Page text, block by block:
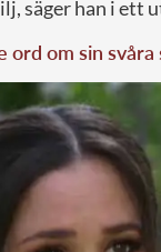
säger han i ett
ord om sin svåra